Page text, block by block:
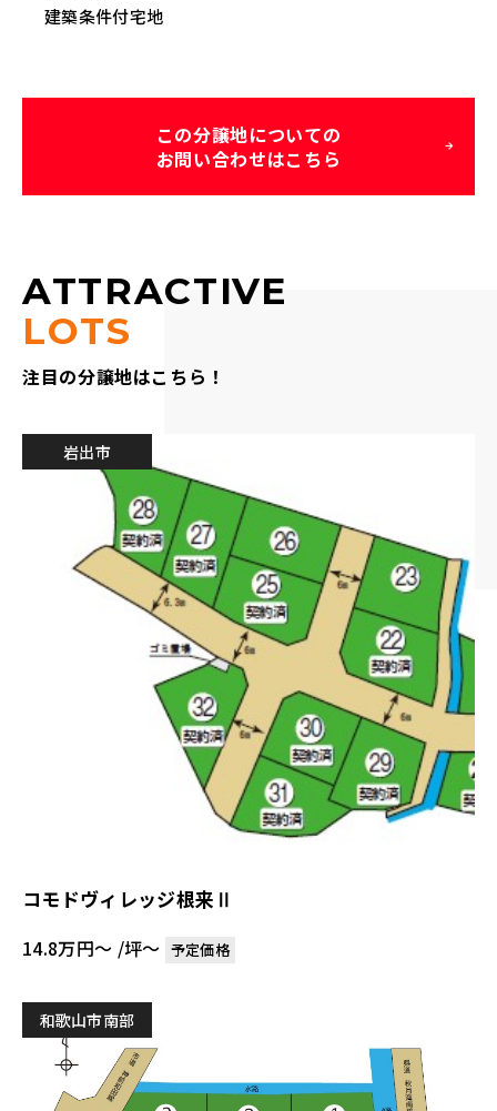
建築条件付宅地
この分譲地についての
お問い合わせはこちら
ATTRACTIVE
LOTS
注目の分譲地はこちら！
岩出市
コモドヴィレッジ根来Ⅱ
14.8万円〜 /坪〜 予定価格
和歌山市南部